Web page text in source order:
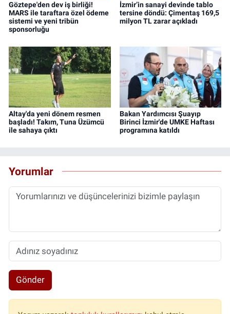
Göztepe'den dev iş birliği!
MARS ile taraftara özel ödeme
sistemi ve yeni tribün
sponsorluğu
İzmir’in sanayi devinde tablo
tersine döndü: Çimentaş 169,5
milyon TL zarar açıkladı
Altay'da yeni dönem resmen
başladı! Takım, Tuna Üzümcü
ile sahaya çıktı
Bakan Yardımcısı Şuayıp
Birinci İzmir'de UMKE Haftası
programına katıldı
Yorumlar
Gönder